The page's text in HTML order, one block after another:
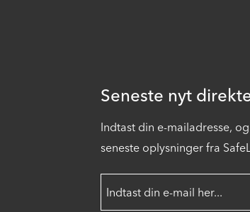
Seneste nyt
Indtast din e-mailadresse,
seneste oplysninger fra